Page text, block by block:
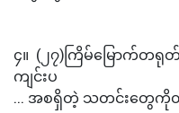
၄။ ‎ ‎‎(၂၇)ကြိမ်မြောက်တ
ကျင်းပ
... အစရှိတဲ့ သတင်းတွေကိုတ